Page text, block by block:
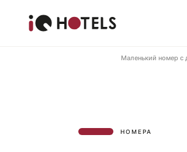
НОМЕРА
Маленький номер с